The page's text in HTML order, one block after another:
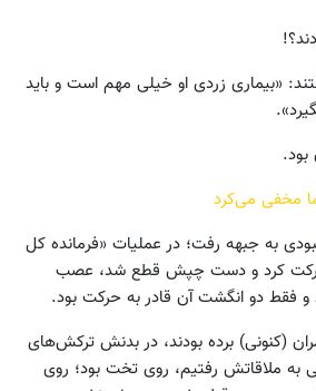
«بیماری زردی او خیلی مهم است و باید
مخفی می‌کرد
به جبهه رفت؛ در عملیات «فرمانده کل
شرکت کرد و دست‌ چپش قطع شد، عصب
دو انگشت آن قادر به حرکت بود.
(کنونی) برده بودند، در بدنش ترکش‌های
به ملاقاتش رفتیم، روی تخت بود؛ روی